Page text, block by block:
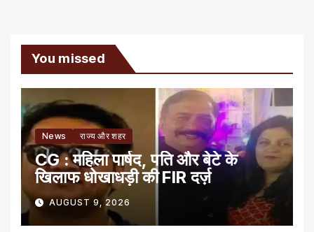
You missed
News राज्य और शहर
CG : महिला पार्षद, पति और बेटे के
खिलाफ धोखाधड़ी की FIR दर्ज़
AUGUST 9, 2026